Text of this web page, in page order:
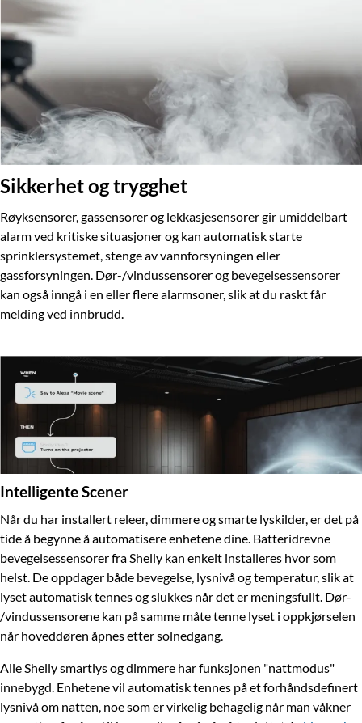
Sikkerhet og trygghet
Røyksensorer, gassensorer og lekkasjesensorer gir umiddelbart
alarm ved kritiske situasjoner og kan automatisk starte
sprinklersystemet, stenge av vannforsyningen eller
gassforsyningen. Dør-/vindussensorer og bevegelsessensorer
kan også inngå i en eller flere alarmsoner, slik at du raskt får
melding ved innbrudd.
Intelligente Scener
Når du har installert releer, dimmere og smarte lyskilder, er det på
tide å begynne å automatisere enhetene dine. Batteridrevne
bevegelsessensorer fra Shelly kan enkelt installeres hvor som
helst. De oppdager både bevegelse, lysnivå og temperatur, slik at
lyset automatisk tennes og slukkes når det er meningsfullt. Dør-
/vindussensorene kan på samme måte tenne lyset i oppkjørselen
når hoveddøren åpnes etter solnedgang.
Alle Shelly smartlys og dimmere har funksjonen "nattmodus"
innebygd. Enhetene vil automatisk tennes på et forhåndsdefinert
lysnivå om natten, noe som er virkelig behagelig når man våkner